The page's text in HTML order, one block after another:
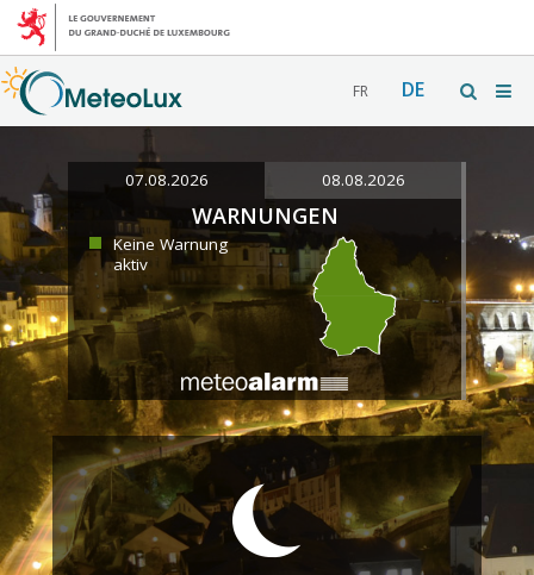
FR DE
07.08.2026 08.08.2026
WARNUNGEN
Keine Warnung
aktiv